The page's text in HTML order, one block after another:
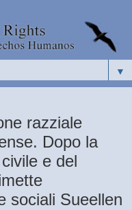
▼
razziale
Dopo la
e del
sociali Sueellen